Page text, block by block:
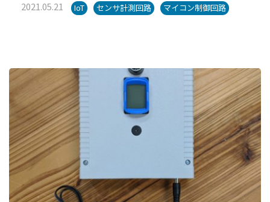
2021.05.21 IoT センサ計測回路 マイコン制御回路